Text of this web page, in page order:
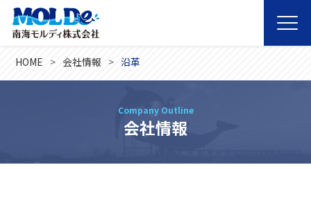
HOME 会社情報 沿革
Company Outline
会社情報